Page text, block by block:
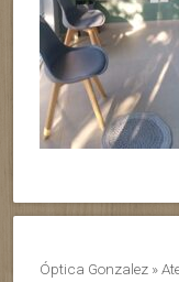
Óptica Gonzalez »